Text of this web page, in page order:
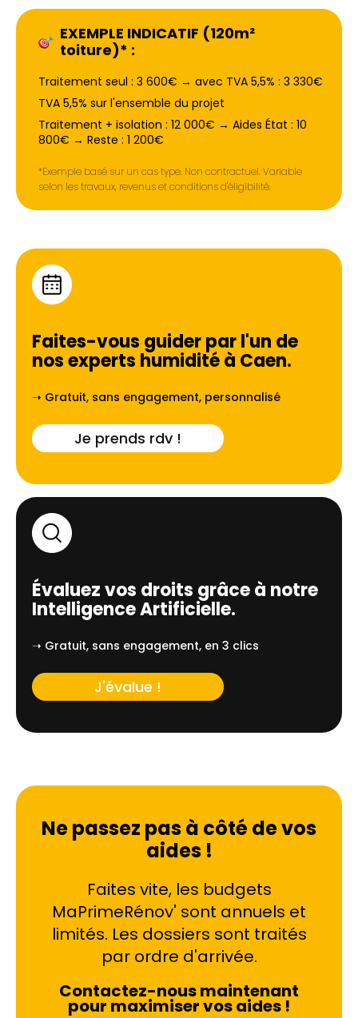
EXEMPLE INDICATIF (120m²
toiture)* :
Traitement seul : 3 600€ → avec TVA 5,5% : 3 330€
TVA 5,5% sur l'ensemble du projet
Traitement + isolation : 12 000€ → Aides État : 10
800€ → Reste : 1 200€
*Exemple basé sur un cas type. Non contractuel. Variable
selon les travaux, revenus et conditions d'éligibilité.
Faites-vous guider par l'un de
nos experts humidité à Caen.
➝ Gratuit, sans engagement, personnalisé
Je prends rdv !
Évaluez vos droits grâce à notre
Intelligence Artificielle.
➝ Gratuit, sans engagement, en 3 clics
J'évalue !
Ne passez pas à côté de vos
aides !
Faites vite, les budgets
MaPrimeRénov' sont annuels et
limités. Les dossiers sont traités
par ordre d'arrivée.
Contactez-nous maintenant
pour maximiser vos aides !